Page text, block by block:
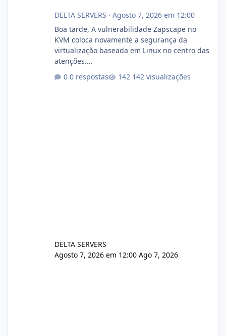
DELTA SERVERS · Agosto 7, 2026 em 12:00
Boa tarde, A vulnerabilidade Zapscape no
KVM coloca novamente a segurança da
virtualização baseada em Linux no centro das
atenções.
xjx23zz5f Criamos uma breve explicação:
0 respostas 142 visualizações
DELTA SERVERS
Agosto 7, 2026 em 12:00 Ago 7, 2026